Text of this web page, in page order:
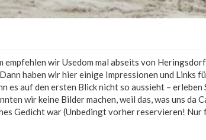
wir Usedom mal abseits von Heringsdorf
haben wir hier einige Impressionen und Links
es auf den ersten Blick nicht so aussieht – erleben
wir keine Bilder machen, weil das, was uns da
Gedicht war (Unbedingt vorher reservieren!